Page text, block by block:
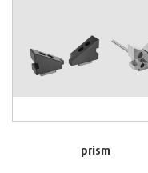
prism